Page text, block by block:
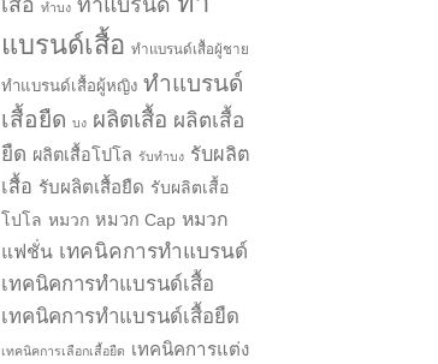
ทำบง
แบรนด์เสื้อ ทำแบรนด์เสื้อผู้ชาย
ทำแบรนด์เสื้อผู้หญิง ทำแบรนด์
เสื้อยืด บง ผลิตเสื้อ ผลิตเสื้อ
ยืด ผลิตเสื้อโปโล รับทำบง รับผลิต
เสื้อ รับผลิตเสื้อยืด รับผลิตเสื้อ
โปโล หมวก หมวก Cap หมวก
แฟชั่น เทคนิคการทำแบรนด์
เทคนิคการทำแบรนด์เสื้อ
เทคนิคการทำแบรนด์เสื้อยืด
เทคนิคการเลือกเสื้อยืด เทคนิคการแต่ง